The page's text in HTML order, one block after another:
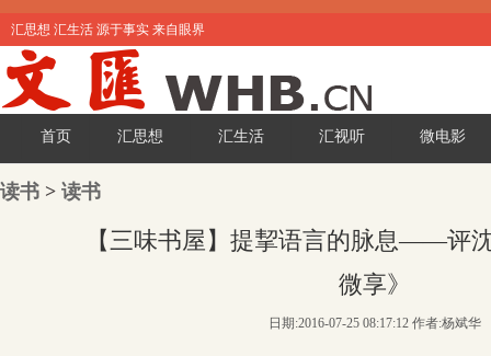
汇思想 汇生活 源于事实 来自眼界
首页 汇思想 汇生活 汇视听 微电影
读书 > 读书
【三味书屋】提挈语言的脉息——评
微享》
日期:2016-07-25 08:17:12 作者:杨斌华